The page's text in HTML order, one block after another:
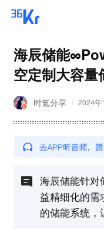
海辰储能
空定制大容量
时氪分享 2024
海辰储能针对
益精细化的需
的储能系统，